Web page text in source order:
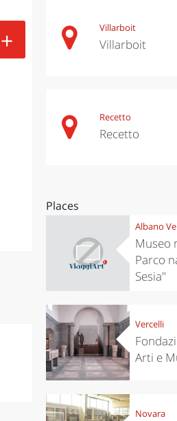
+ Villarboit
Villarboit
Recetto
Recetto
Places
Albano
Museo
Parco
Sesia"
Vercelli
Arti e
Novara